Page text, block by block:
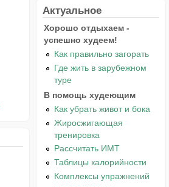
Актуальное
Хорошо отдыхаем -
успешно худеем!
Как правильно загорать
Где жить в зарубежном
туре
В помощь худеющим
Как убрать живот и бока
Жиросжигающая
тренировка
Рассчитать ИМТ
Таблицы калорийности
Комплексы упражнений